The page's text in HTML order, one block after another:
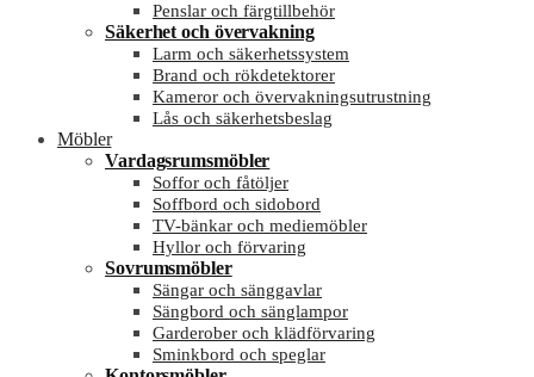
Penslar och färgtillbehör
Säkerhet och övervakning
Larm och säkerhetssystem
Brand och rökdetektorer
Kameror och övervakningsutrustning
Lås och säkerhetsbeslag
Möbler
Vardagsrumsmöbler
Soffor och fåtöljer
Soffbord och sidobord
TV-bänkar och mediemöbler
Hyllor och förvaring
Sovrumsmöbler
Sängar och sänggavlar
Sängbord och sänglampor
Garderober och klädförvaring
Sminkbord och speglar